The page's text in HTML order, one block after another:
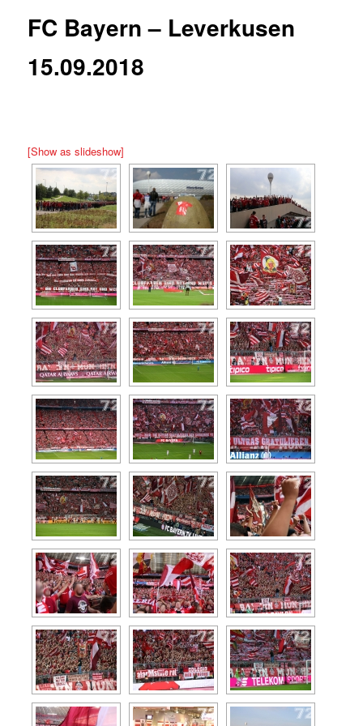
FC Bayern – Leverkusen
15.09.2018
[Show as slideshow]